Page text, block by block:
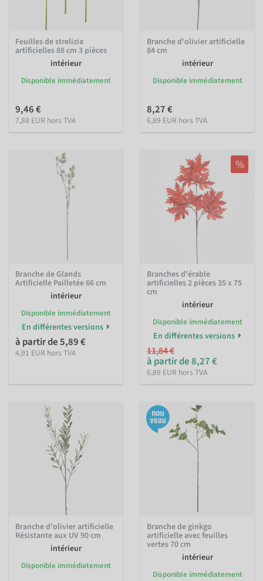
Feuilles de strelizia
artificielles 88 cm 3 pièces
intérieur
Disponible immédiatement
9,46 €
7,88 EUR hors TVA
Branche d'olivier artificielle
84 cm
intérieur
Disponible immédiatement
8,27 €
6,89 EUR hors TVA
Branche de Glands
Artificielle Pailletée 66 cm
intérieur
Disponible immédiatement
En différentes versions
à partir de 5,89 €
4,91 EUR hors TVA
%
Branches d'érable
artificielles 2 pièces 35 x 75
cm
intérieur
Disponible immédiatement
En différentes versions
11,84 €
à partir de 8,27 €
6,89 EUR hors TVA
Branche d'olivier artificielle
Résistante aux UV 90 cm
intérieur
Disponible immédiatement
Branche de ginkgo
artificielle avec feuilles
vertes 70 cm
intérieur
Disponible immédiatement